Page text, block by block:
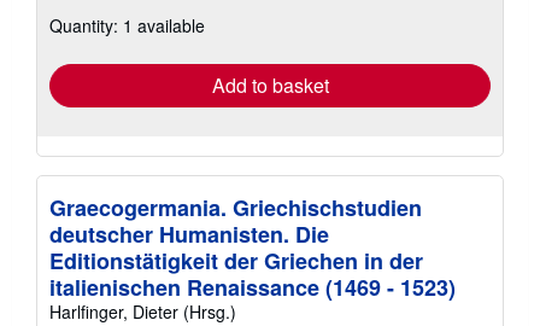
Quantity: 1 available
Add to basket
Graecogermania. Griechischstudien
deutscher Humanisten. Die
Editionstätigkeit der Griechen in der
italienischen Renaissance (1469 - 1523)
Harlfinger, Dieter (Hrsg.)